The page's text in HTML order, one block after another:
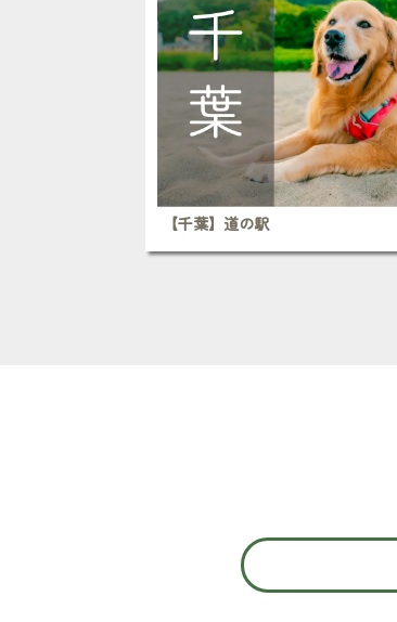
【千葉】道の駅